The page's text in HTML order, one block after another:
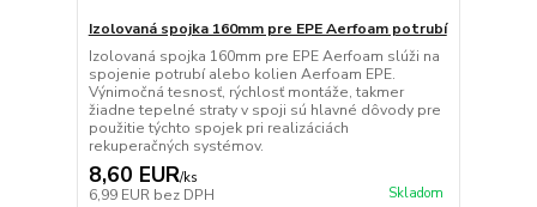
Izolovaná spojka 160mm pre EPE Aerfoam potrubí
Izolovaná spojka 160mm pre EPE Aerfoam slúži na
spojenie potrubí alebo kolien Aerfoam EPE.
Výnimočná tesnosť, rýchlosť montáže, takmer
žiadne tepelné straty v spoji sú hlavné dôvody pre
použitie týchto spojek pri realizáciách
rekuperačných systémov.
8,60 EUR/ks
6,99 EUR bez DPH Skladom